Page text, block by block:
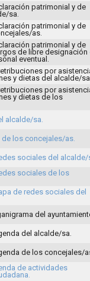
patrimonial y de
sa.
patrimonial y de
as.
patrimonial y de
de libre designación
eventual.
por
y dietas del alcalde/
por
y dietas de los
alcalde/sa.
de los concejales/as.
sociales del alcalde/
sociales de los
de redes sociales del
del
del alcalde/sa.
de los concejales/
de actividades